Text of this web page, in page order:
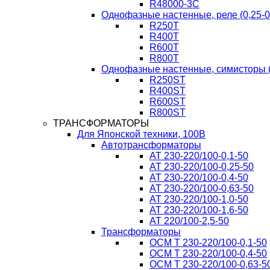
R48000-3C
Однофазные настенные, реле (0,25-
R250T
R400T
R600T
R800T
Однофазные настенные, симисторы
R250ST
R400ST
R600ST
R800ST
ТРАНСФОРМАТОРЫ
Для Японской техники, 100В
Автотрансформаторы
AT 230-220/100-0,1-50
AT 230-220/100-0,25-50
AT 230-220/100-0,4-50
AT 230-220/100-0,63-50
AT 230-220/100-1,0-50
AT 230-220/100-1,6-50
AT 220/100-2,5-50
Трансформаторы
ОСМ T 230-220/100-0,1-50
ОСМ T 230-220/100-0,4-50
ОСМ T 230-220/100-0,63-